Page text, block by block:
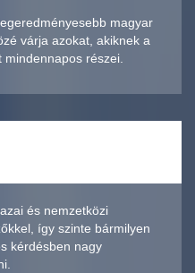
magyar
várja azokat, akiknek a
mindennapos részei.
és nemzetközi
így szinte bármilyen
kérdésben nagy